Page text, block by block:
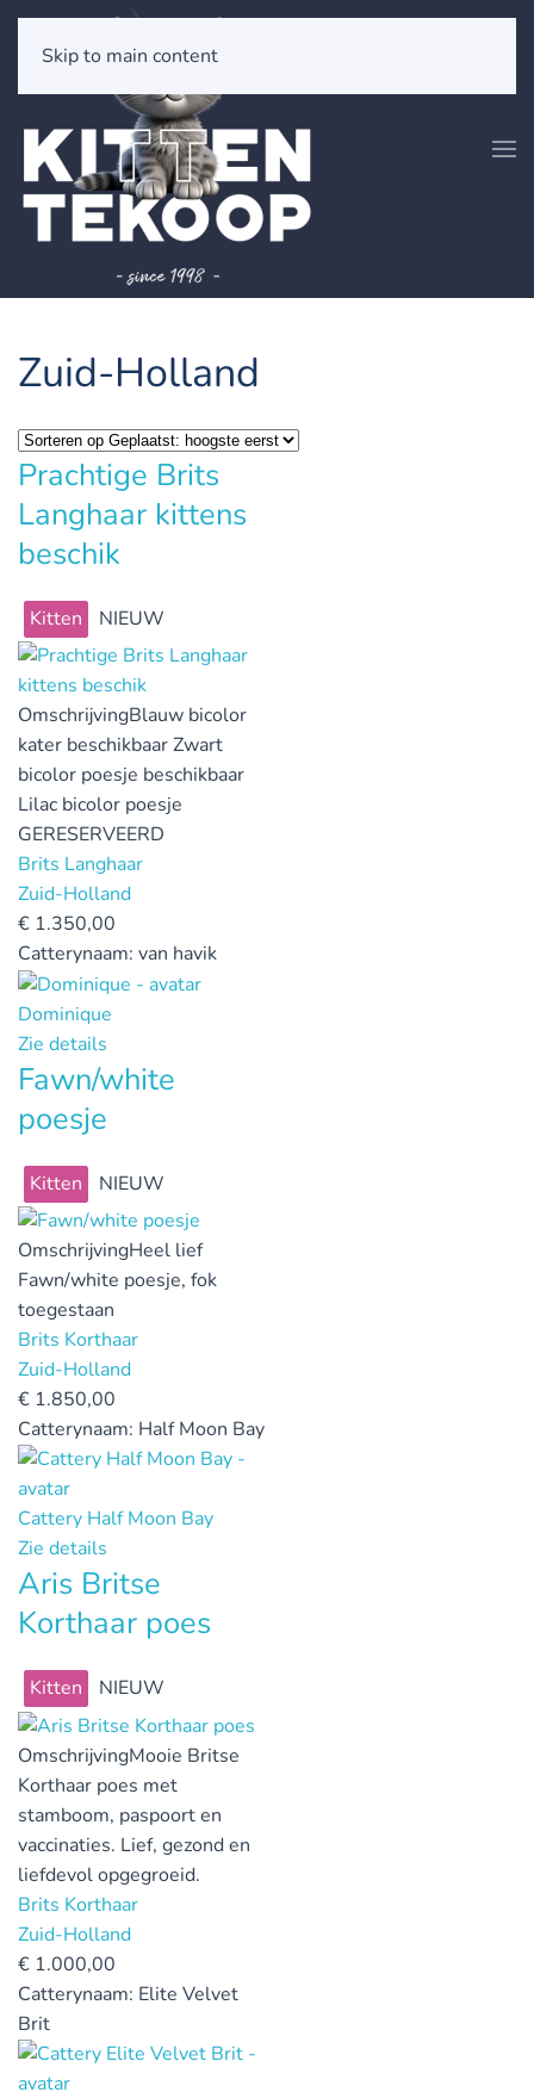
Skip to main content
Zuid-Holland
Prachtige Brits
Langhaar kittens
beschik
Kitten NIEUW
OmschrijvingBlauw bicolor
kater beschikbaar Zwart
bicolor poesje beschikbaar
Lilac bicolor poesje
GERESERVEERD
Brits Langhaar
Zuid-Holland
€ 1.350,00
Catterynaam: van havik
Dominique
Zie details
Fawn/white
poesje
Kitten NIEUW
OmschrijvingHeel lief
Fawn/white poesje, fok
toegestaan
Brits Korthaar
Zuid-Holland
€ 1.850,00
Catterynaam: Half Moon Bay
Cattery Half Moon Bay
Zie details
Aris Britse
Korthaar poes
Kitten NIEUW
OmschrijvingMooie Britse
Korthaar poes met
stamboom, paspoort en
vaccinaties. Lief, gezond en
liefdevol opgegroeid.
Brits Korthaar
Zuid-Holland
€ 1.000,00
Catterynaam: Elite Velvet
Brit